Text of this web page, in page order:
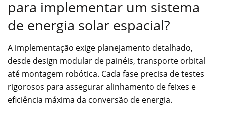
para implementar um sistema
de energia solar espacial?
A implementação exige planejamento detalhado,
desde design modular de painéis, transporte orbital
até montagem robótica. Cada fase precisa de testes
rigorosos para assegurar alinhamento de feixes e
eficiência máxima da conversão de energia.